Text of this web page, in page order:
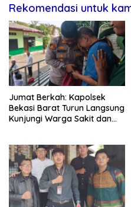
Rekomendasi untuk
Jumat Berkah: Kapolsek
Bekasi Barat Turun Langsung
Kunjungi Warga Sakit dan